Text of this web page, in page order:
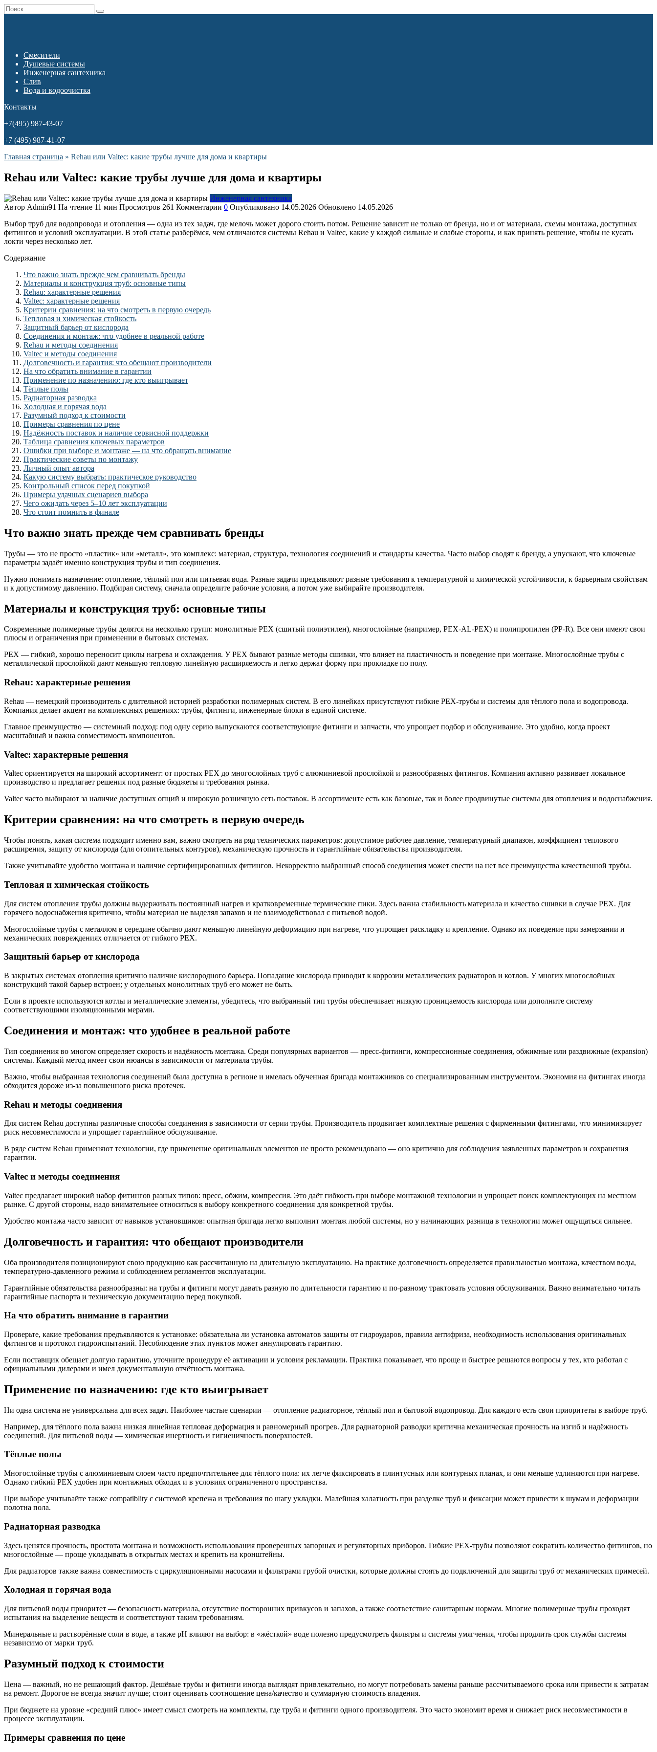
Перейти
к
Search
for:
Смесители
Душевые системы
Инженерная сантехника
Слив
Вода и водоочистка
Контакты
+7(495) 987-43-07
+7 (495) 987-41-07
Главная страница » Rehau или Valtec: какие трубы лучше для дома и квартиры
Rehau или Valtec: какие трубы лучше для дома и квартиры
Инженерная сантехника
Автор Admin91 На чтение 11 мин Просмотров 261 Комментарии 0 Опубликовано 14.05.2026 Обновлено 14.05.2026
Выбор труб для водопровода и отопления — одна из тех задач, где мелочь может дорого стоить потом. Решение зависит не только от бренда, но и от материала, схемы монтажа, доступных
фитингов и условий эксплуатации. В этой статье разберёмся, чем отличаются системы Rehau и Valtec, какие у каждой сильные и слабые стороны, и как принять решение, чтобы не кусать
локти через несколько лет.
Содержание
Что важно знать прежде чем сравнивать бренды
Материалы и конструкция труб: основные типы
Rehau: характерные решения
Valtec: характерные решения
Критерии сравнения: на что смотреть в первую очередь
Тепловая и химическая стойкость
Защитный барьер от кислорода
Соединения и монтаж: что удобнее в реальной работе
Rehau и методы соединения
Valtec и методы соединения
Долговечность и гарантия: что обещают производители
На что обратить внимание в гарантии
Применение по назначению: где кто выигрывает
Тёплые полы
Радиаторная разводка
Холодная и горячая вода
Разумный подход к стоимости
Примеры сравнения по цене
Надёжность поставок и наличие сервисной поддержки
Таблица сравнения ключевых параметров
Ошибки при выборе и монтаже — на что обращать внимание
Практические советы по монтажу
Личный опыт автора
Какую систему выбрать: практическое руководство
Контрольный список перед покупкой
Примеры удачных сценариев выбора
Чего ожидать через 5–10 лет эксплуатации
Что стоит помнить в финале
Что важно знать прежде чем сравнивать бренды
Трубы — это не просто «пластик» или «металл», это комплекс: материал, структура, технология соединений и стандарты качества. Часто выбор сводят к бренду, а упускают, что ключевые
параметры задаёт именно конструкция трубы и тип соединения.
Нужно понимать назначение: отопление, тёплый пол или питьевая вода. Разные задачи предъявляют разные требования к температурной и химической устойчивости, к барьерным свойствам
и к допустимому давлению. Подбирая систему, сначала определите рабочие условия, а потом уже выбирайте производителя.
Материалы и конструкция труб: основные типы
Современные полимерные трубы делятся на несколько групп: монолитные PEX (сшитый полиэтилен), многослойные (например, PEX-AL-PEX) и полипропилен (PP-R). Все они имеют свои
плюсы и ограничения при применении в бытовых системах.
PEX — гибкий, хорошо переносит циклы нагрева и охлаждения. У PEX бывают разные методы сшивки, что влияет на пластичность и поведение при монтаже. Многослойные трубы с
металлической прослойкой дают меньшую тепловую линейную расширяемость и легко держат форму при прокладке по полу.
Rehau: характерные решения
Rehau — немецкий производитель с длительной историей разработки полимерных систем. В его линейках присутствуют гибкие PEX-трубы и системы для тёплого пола и водопровода.
Компания делает акцент на комплексных решениях: трубы, фитинги, инженерные блоки в единой системе.
Главное преимущество — системный подход: под одну серию выпускаются соответствующие фитинги и запчасти, что упрощает подбор и обслуживание. Это удобно, когда проект
масштабный и важна совместимость компонентов.
Valtec: характерные решения
Valtec ориентируется на широкий ассортимент: от простых PEX до многослойных труб с алюминиевой прослойкой и разнообразных фитингов. Компания активно развивает локальное
производство и предлагает решения под разные бюджеты и требования рынка.
Valtec часто выбирают за наличие доступных опций и широкую розничную сеть поставок. В ассортименте есть как базовые, так и более продвинутые системы для отопления и водоснабжения.
Критерии сравнения: на что смотреть в первую очередь
Чтобы понять, какая система подходит именно вам, важно смотреть на ряд технических параметров: допустимое рабочее давление, температурный диапазон, коэффициент теплового
расширения, защиту от кислорода (для отопительных контуров), механическую прочность и гарантийные обязательства производителя.
Также учитывайте удобство монтажа и наличие сертифицированных фитингов. Некорректно выбранный способ соединения может свести на нет все преимущества качественной трубы.
Тепловая и химическая стойкость
Для систем отопления трубы должны выдерживать постоянный нагрев и кратковременные термические пики. Здесь важна стабильность материала и качество сшивки в случае PEX. Для
горячего водоснабжения критично, чтобы материал не выделял запахов и не взаимодействовал с питьевой водой.
Многослойные трубы с металлом в середине обычно дают меньшую линейную деформацию при нагреве, что упрощает раскладку и крепление. Однако их поведение при замерзании и
механических повреждениях отличается от гибкого PEX.
Защитный барьер от кислорода
В закрытых системах отопления критично наличие кислородного барьера. Попадание кислорода приводит к коррозии металлических радиаторов и котлов. У многих многослойных
конструкций такой барьер встроен; у отдельных монолитных труб его может не быть.
Если в проекте используются котлы и металлические элементы, убедитесь, что выбранный тип трубы обеспечивает низкую проницаемость кислорода или дополните систему
соответствующими изоляционными мерами.
Соединения и монтаж: что удобнее в реальной работе
Тип соединения во многом определяет скорость и надёжность монтажа. Среди популярных вариантов — пресс-фитинги, компрессионные соединения, обжимные или раздвижные (expansion)
системы. Каждый метод имеет свои нюансы в зависимости от материала трубы.
Важно, чтобы выбранная технология соединений была доступна в регионе и имелась обученная бригада монтажников со специализированным инструментом. Экономия на фитингах иногда
обходится дороже из-за повышенного риска протечек.
Rehau и методы соединения
Для систем Rehau доступны различные способы соединения в зависимости от серии трубы. Производитель продвигает комплектные решения с фирменными фитингами, что минимизирует
риск несовместимости и упрощает гарантийное обслуживание.
В ряде систем Rehau применяют технологии, где применение оригинальных элементов не просто рекомендовано — оно критично для соблюдения заявленных параметров и сохранения
гарантии.
Valtec и методы соединения
Valtec предлагает широкий набор фитингов разных типов: пресс, обжим, компрессия. Это даёт гибкость при выборе монтажной технологии и упрощает поиск комплектующих на местном
рынке. С другой стороны, надо внимательнее относиться к выбору конкретного соединения для конкретной трубы.
Удобство монтажа часто зависит от навыков установщиков: опытная бригада легко выполнит монтаж любой системы, но у начинающих разница в технологии может ощущаться сильнее.
Долговечность и гарантия: что обещают производители
Оба производителя позиционируют свою продукцию как рассчитанную на длительную эксплуатацию. На практике долговечность определяется правильностью монтажа, качеством воды,
температурно-давленного режима и соблюдением регламентов эксплуатации.
Гарантийные обязательства разнообразны: на трубы и фитинги могут давать разную по длительности гарантию и по-разному трактовать условия обслуживания. Важно внимательно читать
гарантийные паспорта и техническую документацию перед покупкой.
На что обратить внимание в гарантии
Проверьте, какие требования предъявляются к установке: обязательна ли установка автоматов защиты от гидроударов, правила антифриза, необходимость использования оригинальных
фитингов и протокол гидроиспытаний. Несоблюдение этих пунктов может аннулировать гарантию.
Если поставщик обещает долгую гарантию, уточните процедуру её активации и условия рекламации. Практика показывает, что проще и быстрее решаются вопросы у тех, кто работал с
официальными дилерами и имел документальную отчётность монтажа.
Применение по назначению: где кто выигрывает
Ни одна система не универсальна для всех задач. Наиболее частые сценарии — отопление радиаторное, тёплый пол и бытовой водопровод. Для каждого есть свои приоритеты в выборе труб.
Например, для тёплого пола важна низкая линейная тепловая деформация и равномерный прогрев. Для радиаторной разводки критична механическая прочность на изгиб и надёжность
соединений. Для питьевой воды — химическая инертность и гигиеничность поверхностей.
Тёплые полы
Многослойные трубы с алюминиевым слоем часто предпочтительнее для тёплого пола: их легче фиксировать в плинтусных или контурных планах, и они меньше удлиняются при нагреве.
Однако гибкий PEX удобен при монтажных обходах и в условиях ограниченного пространства.
При выборе учитывайте также compatiblity с системой крепежа и требования по шагу укладки. Малейшая халатность при разделке труб и фиксации может привести к шумам и деформации
полотна пола.
Радиаторная разводка
Здесь ценятся прочность, простота монтажа и возможность использования проверенных запорных и регуляторных приборов. Гибкие PEX-трубы позволяют сократить количество фитингов, но
многослойные — проще укладывать в открытых местах и крепить на кронштейны.
Для радиаторов также важна совместимость с циркуляционными насосами и фильтрами грубой очистки, которые должны стоять до подключений для защиты труб от механических примесей.
Холодная и горячая вода
Для питьевой воды приоритет — безопасность материала, отсутствие посторонних привкусов и запахов, а также соответствие санитарным нормам. Многие полимерные трубы проходят
испытания на выделение веществ и соответствуют таким требованиям.
Минеральные и растворённые соли в воде, а также pH влияют на выбор: в «жёсткой» воде полезно предусмотреть фильтры и системы умягчения, чтобы продлить срок службы системы
независимо от марки труб.
Разумный подход к стоимости
Цена — важный, но не решающий фактор. Дешёвые трубы и фитинги иногда выглядят привлекательно, но могут потребовать замены раньше рассчитываемого срока или привести к затратам
на ремонт. Дорогое не всегда значит лучше; стоит оценивать соотношение цена/качество и суммарную стоимость владения.
При бюджете на уровне «средний плюс» имеет смысл смотреть на комплекты, где труба и фитинги одного производителя. Это часто экономит время и снижает риск несовместимости в
процессе эксплуатации.
Примеры сравнения по цене